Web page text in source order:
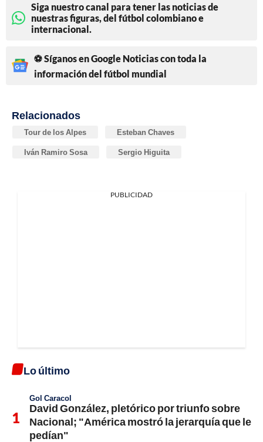
Siga nuestro canal para tener las noticias de
nuestras figuras, del fútbol colombiano e
internacional.
⚽ Síganos en Google Noticias con toda la
información del fútbol mundial
Relacionados
Tour de los Alpes Esteban Chaves
Iván Ramiro Sosa Sergio Higuita
PUBLICIDAD
Lo último
Gol Caracol
David González, pletórico por triunfo sobre
Nacional; "América mostró la jerarquía que le
pedían"